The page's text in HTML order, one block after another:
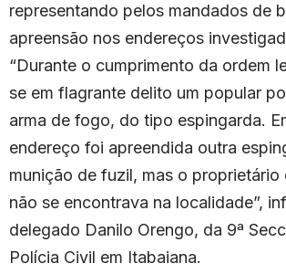
representando pelos mandados de
apreensão nos endereços
“Durante o cumprimento da ordem
se em flagrante delito um popular
arma de fogo, do tipo espingarda.
endereço foi apreendida outra
munição de fuzil, mas o proprietário
não se encontrava na localidade”,
delegado Danilo Orengo, da 9ª
Polícia Civil em Itabaiana.